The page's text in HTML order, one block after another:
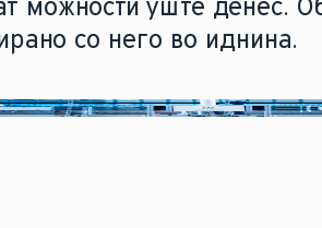
со него во иднина.